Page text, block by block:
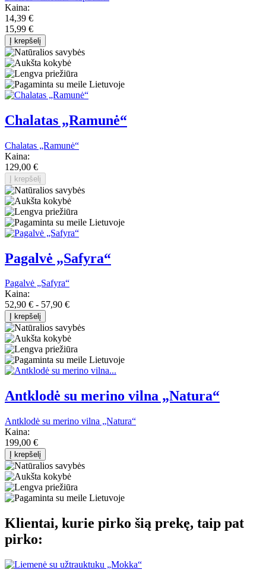
Kaina:
14,39 €
15,99 €
Į krepšelį
Chalatas „Ramunė“
Chalatas „Ramunė“
Kaina:
129,00 €
Į krepšelį
Pagalvė „Safyra“
Pagalvė „Safyra“
Kaina:
52,90 € - 57,90 €
Į krepšelį
Antklodė su merino vilna „Natura“
Antklodė su merino vilna „Natura“
Kaina:
199,00 €
Į krepšelį
Klientai, kurie pirko šią prekę, taip pat
pirko: